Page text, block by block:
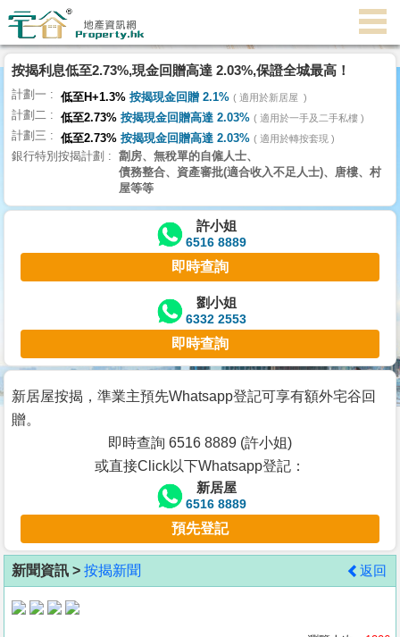
理
主
頁
搵
樓/
交
業
主
宅
谷
按
客
地
產
按揭利息低至2.73%,現金回贈高達 2.03%,保證全城最高！
計劃一 低至H+1.3% 按揭現金回贈 2.1% 適用於新居屋
計劃二 低至2.73% 按揭現金回贈高達 2.03% 適用於一手及二手私樓
計劃三 低至2.73% 按揭現金回贈高達 2.03% 適用於轉按套現
銀行特別按揭計劃
劏房、無稅單的自僱人士、
債務整合、資產審批(適合收入不足人士)、唐樓、村
屋等等
許小姐
6516 8889
即時查詢
劉小姐
6332 2553
即時查詢
新居屋按揭，準業主預先Whatsapp登記可享有額外宅谷回
贈。
即時查詢 6516 8889 (許小姐)
或直接Click以下Whatsapp登記：
新居屋
6516 8889
預先登記
新聞資訊 > 按揭新聞 返回